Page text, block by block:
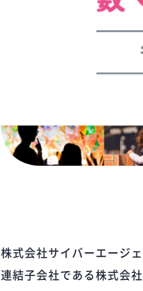
株式会社サイバーエージ
連結子会社である株式会